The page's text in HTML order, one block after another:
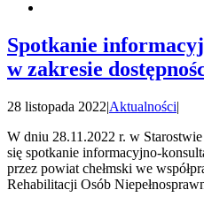
Spotkanie
w zakresie
28 listopada 2022|Aktualności|
W dniu 28.11.2022 r. w
się spotkanie informacyjno-
przez powiat chełmski we
Rehabilitacji Osób